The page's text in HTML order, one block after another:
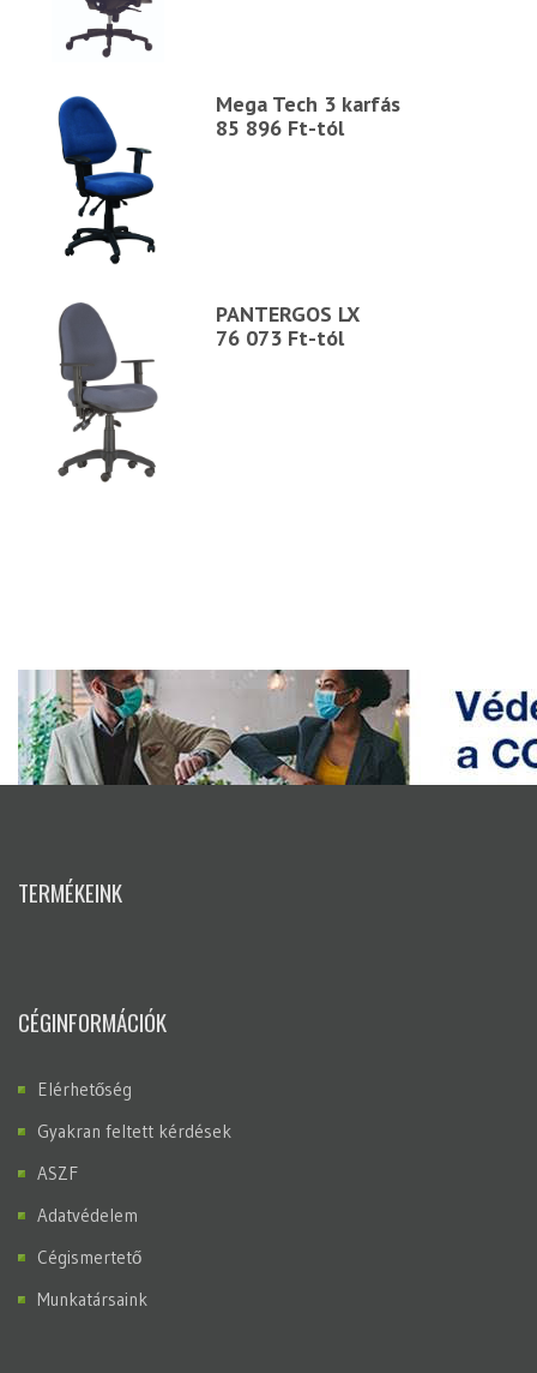
Mega Tech 3 karfás
85 896 Ft-tól
PANTERGOS LX
76 073 Ft-tól
TERMÉKEINK
CÉGINFORMÁCIÓK
Elérhetőség
Gyakran feltett kérdések
ASZF
Adatvédelem
Cégismertető
Munkatársaink